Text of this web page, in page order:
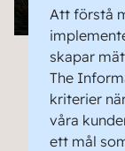
Att förstå
skapar
The
kriterier
våra
ett mål